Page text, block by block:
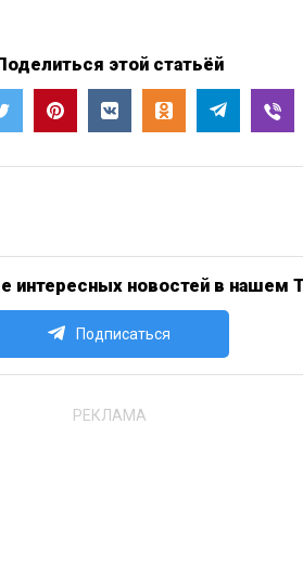
этой статьёй
интересных новостей в нашем
Подписаться
РЕКЛАМА